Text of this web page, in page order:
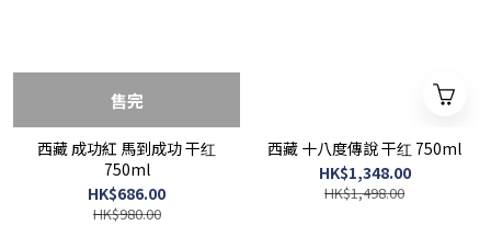
售完
西藏 成功紅 馬到成功 干红
750ml
HK$686.00
HK$980.00
西藏 十八度傳說 干红 750ml
HK$1,348.00
HK$1,498.00